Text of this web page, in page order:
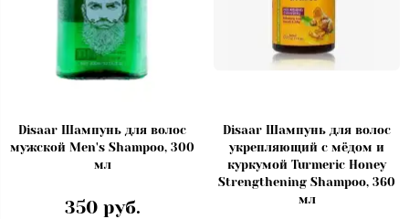
Disaar Шампунь для волос
мужской Men's Shampoo, 300
мл
350 руб.
Disaar Шампунь для волос
укрепляющий с мёдом и
куркумой Turmeric Honey
Strengthening Shampoo, 360
мл